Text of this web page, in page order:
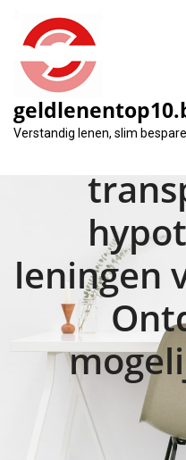
gaan
Verstandig lenen, slim
leningen